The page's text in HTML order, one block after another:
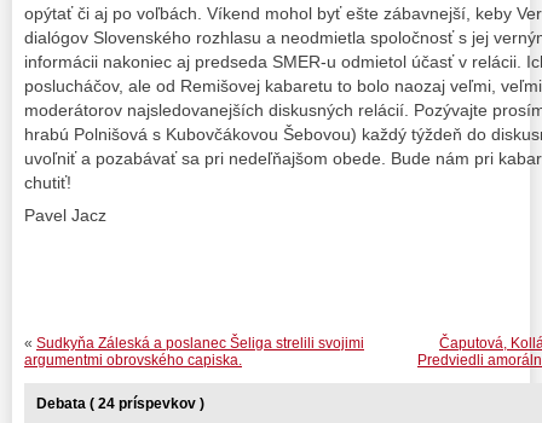
opýtať či aj po voľbách. Víkend mohol byť ešte zábavnejší, keby
dialógov Slovenského rozhlasu a neodmietla spoločnosť s jej
informácii nakoniec aj predseda SMER-u odmietol účasť v relácii.
poslucháčov, ale od Remišovej kabaretu to bolo naozaj veľmi,
moderátorov najsledovanejších diskusných relácií. Pozývajte
hrabú Polnišová s Kubovčákovou Šebovou) každý týždeň do
uvoľniť a pozabávať sa pri nedeľňajšom obede. Bude nám pri
chutiť!
Pavel Jacz
Čaputová,
Predviedli
« Sudkyňa Záleská a poslanec Šeliga strelili svojimi
argumentmi obrovského capiska.
Debata ( 24 príspevkov )